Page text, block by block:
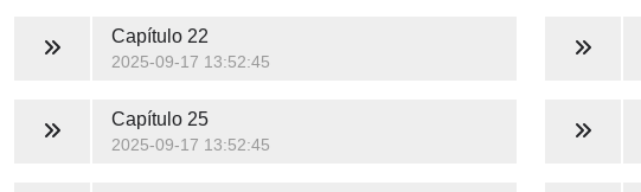
Capítulo 22
2025-09-17 13:52:45
Capítulo 25
2025-09-17 13:52:45